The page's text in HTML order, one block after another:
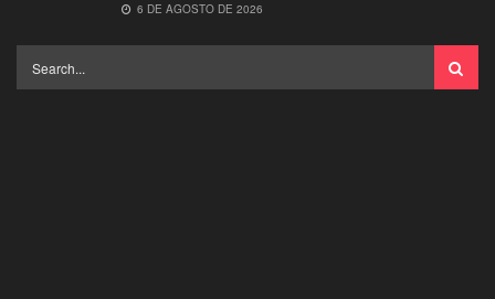
6 DE AGOSTO DE 2026